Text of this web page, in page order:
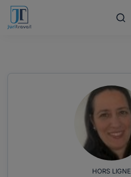
HORS LIGNE